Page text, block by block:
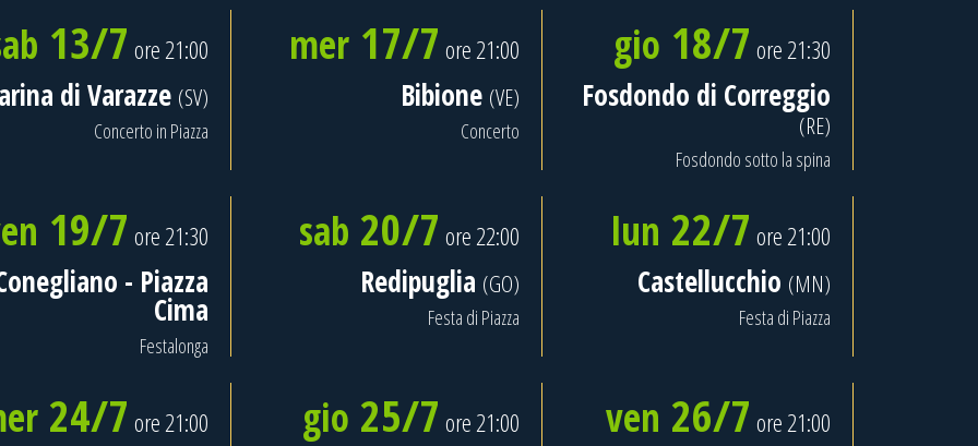
13/7 ore 21:00
di Varazze (SV)
Concerto in Piazza
mer17/7 ore 21:00
Bibione (VE)
Concerto
gio 18/7 ore 21:30
Fosdondo di Correggio
(RE)
Fosdondo sotto la spina
19/7 ore 21:30
- Piazza
Cima
Festalonga
sab 20/7 ore 22:00
Redipuglia (GO)
Festa di Piazza
lun 22/7 ore 21:00
Castellucchio (MN)
Festa di Piazza
24/7 ore 21:00 gio 25/7 ore 21:00 ven 26/7 ore 21:00